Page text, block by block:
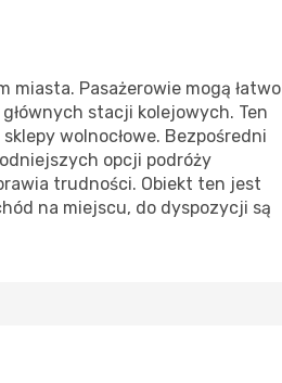
miasta. Pasażerowie mogą łatwo
stacji kolejowych. Ten
wolnocłowe. Bezpośredni
opcji podróży
trudności. Obiekt ten jest
na miejscu, do dyspozycji są